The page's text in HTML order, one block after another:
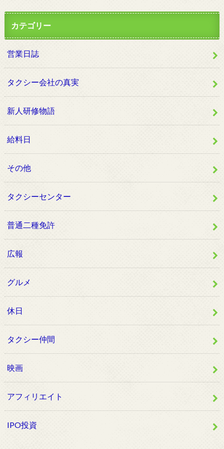
カテゴリー
営業日誌
タクシー会社の真実
新人研修物語
給料日
その他
タクシーセンター
普通二種免許
広報
グルメ
休日
タクシー仲間
映画
アフィリエイト
IPO投資